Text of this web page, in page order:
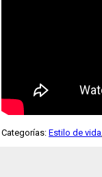
Categorías: Estilo de vida